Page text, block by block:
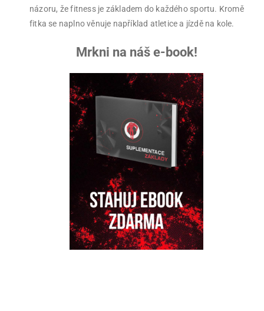
názoru, že fitness je základem do každého sportu. Kromě
fitka se naplno věnuje například atletice a jízdě na kole.
Mrkni na náš e-book!